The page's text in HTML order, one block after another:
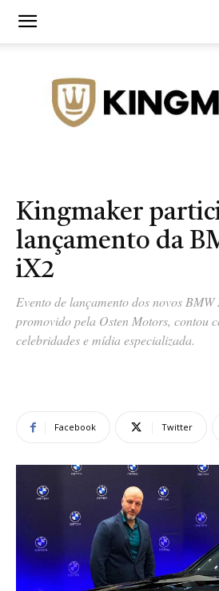
Agência
Branding
Padrão,
Kingmaker
lançamento da
iX2
Evento de lançamento dos novos
promovido pela Osten Motors, contou
celebridades e mídia especializada.
Facebook Twitter